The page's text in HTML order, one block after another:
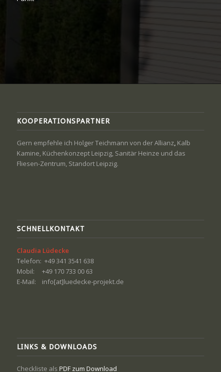
KOOPERATIONSPARTNER
Gern empfehle ich Holger Teichmann von der Allianz,Kalb
Kamine, Küchenkonzept Leipzig, Sanitär Heinze und das
Fliesen-Zentrum, Standort Leipzig.
SCHNELLKONTAKT
Claudia Lüdecke
Telefon: +49 341 3541 638
Mobil: +49 170 733 00 63
E-Mail: info[at]luedecke-projekt.de
LINKS & DOWNLOADS
Checkliste als PDF zum Download